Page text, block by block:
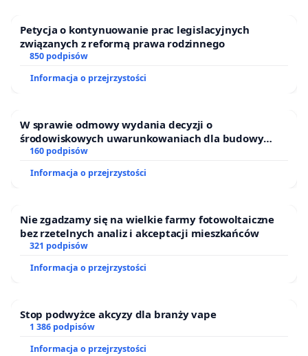
Petycja o kontynuowanie prac legislacyjnych
związanych z reformą prawa rodzinnego
850 podpisów
Informacja o przejrzystości
W sprawie odmowy wydania decyzji o
środowiskowych uwarunkowaniach dla budowy
zakładu wytwarzania biometanu „Krynki” w
Ostrowiu Południowym oraz ochrony mieszkańców i
Puszczy Knyszyńskiej
160 podpisów
Informacja o przejrzystości
Nie zgadzamy się na wielkie farmy fotowoltaiczne
bez rzetelnych analiz i akceptacji mieszkańców
321 podpisów
Informacja o przejrzystości
Stop podwyżce akcyzy dla branży vape
1 386 podpisów
Informacja o przejrzystości